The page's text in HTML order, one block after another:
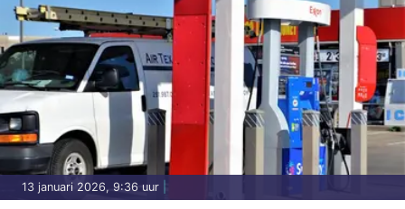
13 januari 2026, 9:36 uur